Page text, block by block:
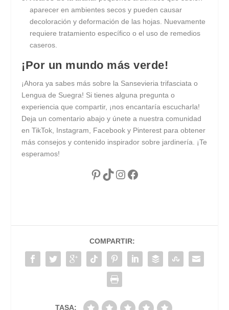
aparecer en ambientes secos y pueden causar
decoloración y deformación de las hojas. Nuevamente
requiere tratamiento específico o el uso de remedios
caseros.
¡Por un mundo más verde!
¡Ahora ya sabes más sobre la Sansevieria trifasciata o
Lengua de Suegra! Si tienes alguna pregunta o
experiencia que compartir, ¡nos encantaría escucharla!
Deja un comentario abajo y únete a nuestra comunidad
en TikTok, Instagram, Facebook y Pinterest para obtener
más consejos y contenido inspirador sobre jardinería. ¡Te
esperamos!
Pinterest TikTok Instagram Facebook
COMPARTIR:
TASA: